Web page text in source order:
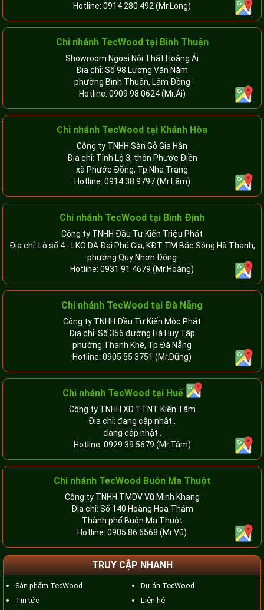
Hotline: 0914 280 492 (Mr.Long)
Chi nhánh TecWood tại Bình Thuận
Showroom Ngoại Nội Thất Hoàng Ái
Địa chỉ: Số 98 Lương Văn Năm
phường Bình Thuận, Lâm Đồng
Hotline: 0909 98 0624(Mr.Ái)
Chi nhánh TecWood tại Khánh Hòa
Công ty TNHH Sàn Gỗ Gia Hân
Địa chỉ: Tỉnh Lộ 3, thôn Phước Điền
xã Phước Đồng, Tp.Nha Trang
Hotline: 0914 38 9797(Mr.Lãm)
Chi nhánh TecWood tại Bình Định
Công ty TNHH Đầu Tư Kiến Triệu Phát
Địa chỉ: Lô số 4 - LKO DA Đại Phú Gia, KĐT TM Bắc Sông Hà Thanh,
phường Quy Nhơn Đông
Hotline: 0931 91 4679 (Mr.Hoàng)
Chi nhánh TecWood tại Đà Nẵng
Công ty TNHH Đầu Tư Kiến Mộc Phát
Địa chỉ: Số 356 đường Hà Huy Tập
phường Thanh Khê, Tp.Đà Nẵng
Hotline: 0905 55 3751 (Mr.Dũng)
Chi nhánh TecWood tại Huế
Công ty TNHH XD TTNT Kiến Tâm
Địa chỉ: đang cập nhật..
đang cập nhật..
Hotline: 0929 39 5679 (Mr.Tâm)
Chi nhánh TecWood Buôn Ma Thuột
Công ty TNHH TMDV Vũ Minh Khang
Địa chỉ: Số 140 Hoàng Hoa Thám
Thành phố Buôn Ma Thuột
Hotline: 0905 86 6568 (Mr.Vũ)
TRUY CẬP NHANH
Sản phẩm TecWood
Tin tức
Dự án TecWood
Liên hệ